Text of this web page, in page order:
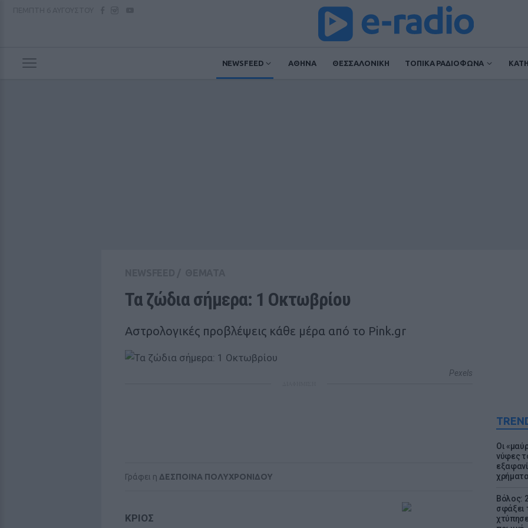
NEWSFEED ΑΘΗΝΑ ΘΕΣΣΑΛΟΝΙΚΗ ΤΟΠΙΚΑ ΡΑΔΙΟΦΩΝΑ
Οι
νύφες
χρήματα
Βόλος:
σφάξει
Τα ζώδια σήμερα: 1 Οκτωβρίου
Αστρολογικές προβλέψεις κάθε μέρα από το Pink.gr
Pexels
Γράφει η ΔΕΣΠΟΙΝΑ ΠΟΛΥΧΡΟΝΙΔΟΥ
ΚΡΙΟΣ